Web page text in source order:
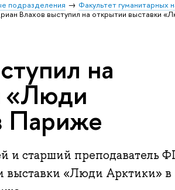
подразделения Факультет гуманитарных
Влахов выступил на открытии выставки
на
«Люди
Париже
и старший преподаватель
выставки «Люди Арктики» в